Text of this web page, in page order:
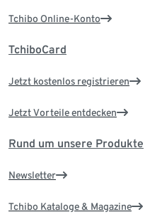
Tchibo Online-Konto
TchiboCard
Jetzt kostenlos registrieren
Jetzt Vorteile entdecken
Rund um unsere Produkte
Newsletter
Tchibo Kataloge & Magazine